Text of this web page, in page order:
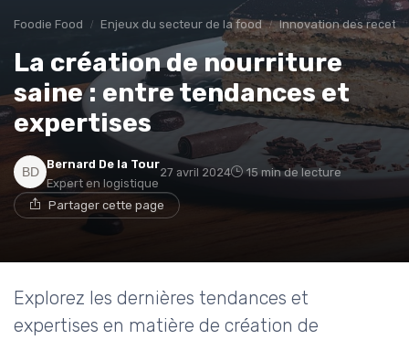
Foodie Food Enjeux du secteur de la food Innovation des
La création de nourriture
saine : entre tendances et
expertises
Bernard De la Tour
Expert en logistique
27 avril 2024 15 min de lecture
Partager cette page
Explorez les dernières tendances et
expertises en matière de création de